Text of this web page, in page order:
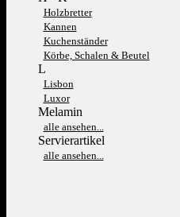
Holzbretter
Kannen
Kuchenständer
Körbe, Schalen & Beutel
L
Lisbon
Luxor
Melamin
alle ansehen...
Servierartikel
alle ansehen...